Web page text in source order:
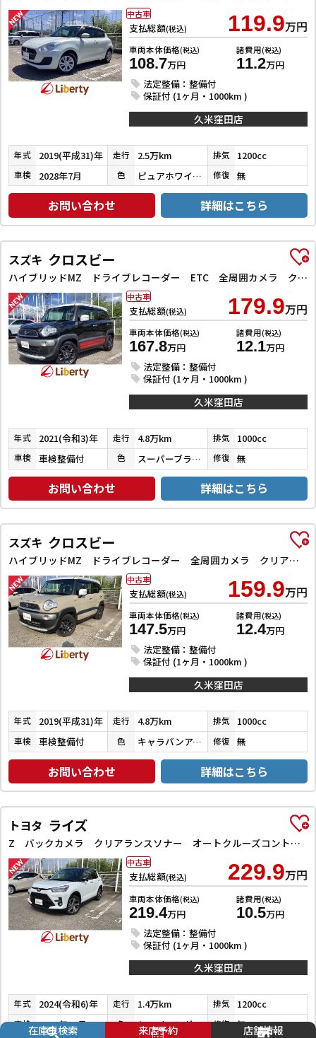
支払総額(税込) 119.9万円
車両本体価格(税込)
108.7万円
諸費用(税込)
11.2万円
法定整備：整備付
保証付 (1ヶ月・1000km )
中古車
久米窪田店
年式 2019(平成31)年 走行 2.5万km 排気 1200cc
車検 2028年7月 色 ピュアホワイトパール 修復 無
お問い合わせ 詳細はこちら
スズキ クロスビー
ハイブリッドMZ ドライブレコーダー ETC 全周囲カメラ クリアランスソナー オートクルーズコントロール レーンアシスト 衝突被害軽減システム ナビ TV オートライト LEDヘッドランプ アルミホイール
支払総額(税込) 179.9万円
車両本体価格(税込)
167.8万円
諸費用(税込)
12.1万円
法定整備：整備付
保証付 (1ヶ月・1000km )
中古車
久米窪田店
年式 2021(令和3)年 走行 4.8万km 排気 1000cc
車検 車検整備付 色 スーパーブラックＰ／ピュアホワイトＰ／バーニングレッドパール 修復 無
お問い合わせ 詳細はこちら
スズキ クロスビー
ハイブリッドMZ ドライブレコーダー 全周囲カメラ クリアランスソナー オートクルーズコントロール 衝突被害軽減システム ナビ TV LEDヘッドランプ アルミホイール スマートキー 電動格納ミラー シートヒーター
支払総額(税込) 159.9万円
車両本体価格(税込)
147.5万円
諸費用(税込)
12.4万円
法定整備：整備付
保証付 (1ヶ月・1000km )
中古車
久米窪田店
年式 2019(平成31)年 走行 4.8万km 排気 1000cc
車検 車検整備付 色 キャラバンアイボリーパールメタリック／ピュアホワイトパール 修復 無
お問い合わせ 詳細はこちら
トヨタ ライズ
Z バックカメラ クリアランスソナー オートクルーズコントロール レーンアシスト 衝突被害軽減システム TV LEDヘッドランプ アルミホイール スマートキー アイドリングストップ 電動格納ミラー
支払総額(税込) 229.9万円
車両本体価格(税込)
219.4万円
諸費用(税込)
10.5万円
法定整備：整備付
保証付 (1ヶ月・1000km )
中古車
久米窪田店
年式 2024(令和6)年 走行 1.4万km 排気 1200cc
車検 2027年10月 色 シャイニングホワイトパール／ブラックマイカメタリック 修復 無
在庫車検索 来店予約 店舗情報